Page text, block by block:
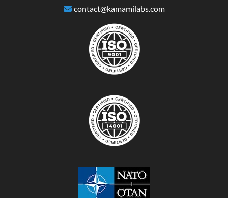
contact@kamamilabs.com